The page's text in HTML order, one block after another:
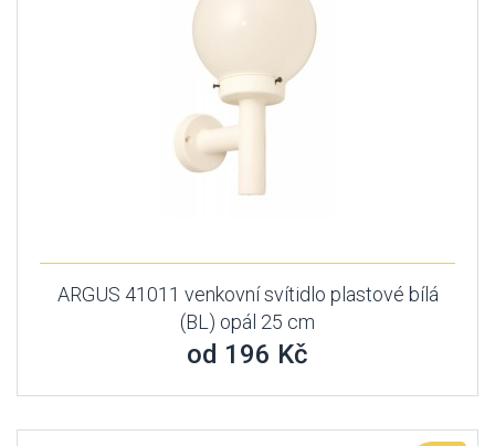
ARGUS 41011 venkovní svítidlo plastové bílá
(BL) opál 25 cm
od 196 Kč